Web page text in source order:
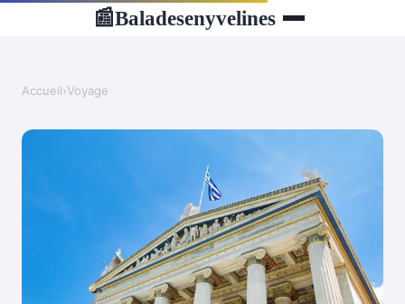
📰Baladesenyvelines
Accueil›Voyage